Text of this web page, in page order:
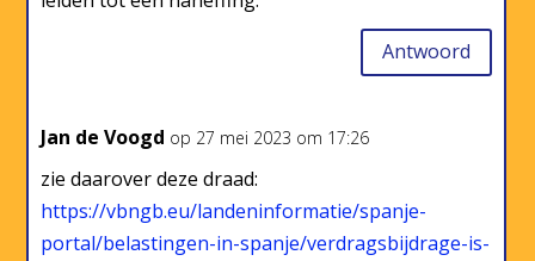
Antwoord
Jan de Voogd op 27 mei 2023 om 17:26
zie daarover deze draad:
https://vbngb.eu/landeninformatie/spanje-
portal/belastingen-in-spanje/verdragsbijdrage-is-